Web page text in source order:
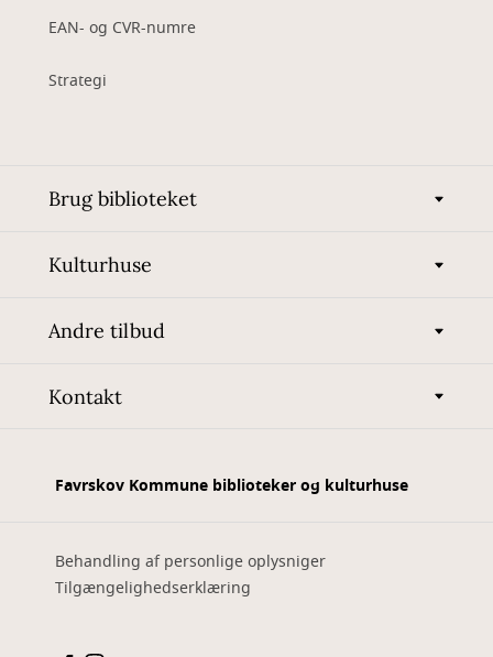
EAN- og CVR-numre
Strategi
Brug biblioteket
Kulturhuse
Andre tilbud
Kontakt
Favrskov Kommune biblioteker og kulturhuse
Behandling af personlige oplysniger
Tilgængelighedserklæring